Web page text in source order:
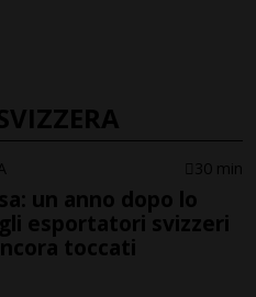
30 min
un anno dopo lo
esportatori svizzeri
toccati